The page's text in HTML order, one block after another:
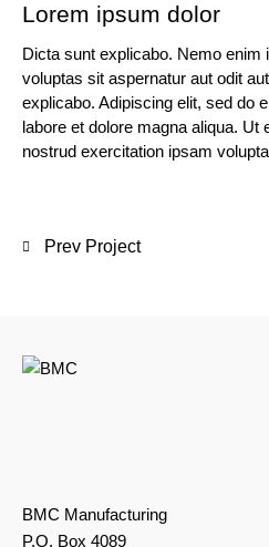
Lorem ipsum dolor
Dicta sunt explicabo. Nemo enim
voluptas sit aspernatur aut odit
explicabo. Adipiscing elit, sed do
labore et dolore magna aliqua. Ut
nostrud exercitation ipsam
Prev Project
BMC Manufacturing
P.O. Box 4089